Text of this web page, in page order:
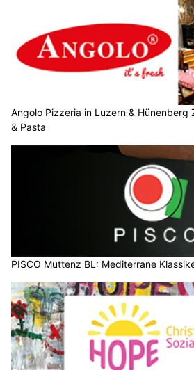
Angolo Pizzeria in Luzern & Hünenberg
& Pasta
PISCO Muttenz BL: Mediterrane